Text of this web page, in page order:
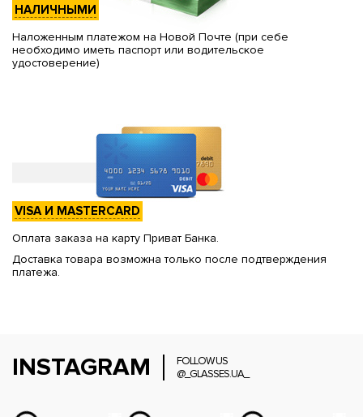
НАЛИЧНЫМИ
Наложенным платежом на Новой Почте (при себе
необходимо иметь паспорт или водительское
удостоверение)
VISA И MASTERCARD
Оплата заказа на карту Приват Банка.
Доставка товара возможна только после подтверждения
платежа.
INSTAGRAM
FOLLOW US
@_GLASSES.UA_